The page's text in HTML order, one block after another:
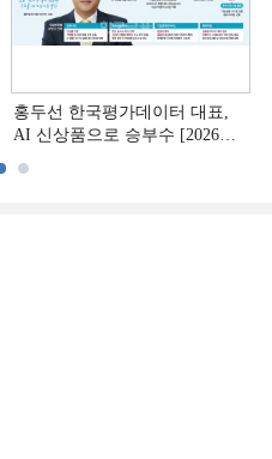
홍두선 한국평가데이터 대표,
AI 신상품으로 승부수 [2026